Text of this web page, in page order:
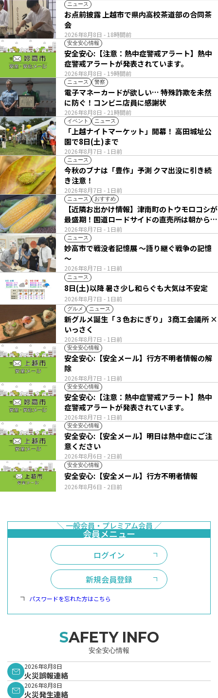
ニュース
2026年8月8日 - 18時間前
お点前披露 上越市で県内高校茶道部の合同茶
会
安全安心情報
2026年8月8日 - 19時間前
安全安心:【注意：熱中症警戒アラート】熱中
症警戒アラートが発表されています。
ニュース 警察
2026年8月8日 - 21時間前
電子マネーカードが欲しい… 特殊詐欺を未然
に防ぐ！コンビニ店員に感謝状
イベント ニュース
2026年8月7日 - 1日前
「上越ナイトマーケット」開幕！ 高田城址公
園で8日(土)まで
ニュース
2026年8月7日 - 1日前
今秋のブナは「豊作」予測 クマ出没に引き続
き注意！
ニュース おすすめ
2026年8月7日 - 1日前
【近隣お出かけ情報】津南町のトウモロコシが
最盛期！国道ロードサイドの直売所は朝から長
い列
ニュース
2026年8月7日 - 1日前
妙高市で戦没者記憶展 ～語り継ぐ戦争の記憶
～
ニュース
2026年8月7日 - 1日前
8日(土)以降 暑さ少し和らぐも大気は不安定
グルメ ニュース
2026年8月7日 - 1日前
新グルメ誕生「３色おにぎり」 3商工会議所 ×
いっさく
安全安心情報
2026年8月7日 - 1日前
安全安心:【安全メール】行方不明者情報の解
除
安全安心情報
2026年8月7日 - 1日前
安全安心:【注意：熱中症警戒アラート】熱中
症警戒アラートが発表されています。
安全安心情報
2026年8月6日 - 2日前
安全安心:【安全メール】明日は熱中症にご注
意ください
安全安心情報
2026年8月6日 - 2日前
安全安心:【安全メール】行方不明者情報
ログイン
新規会員登録
パスワードを忘れた方はこちら
SAFETY INFO
安全安心情報
2026年8月8日
火災誤報連絡
2026年8月8日
火災発生連絡